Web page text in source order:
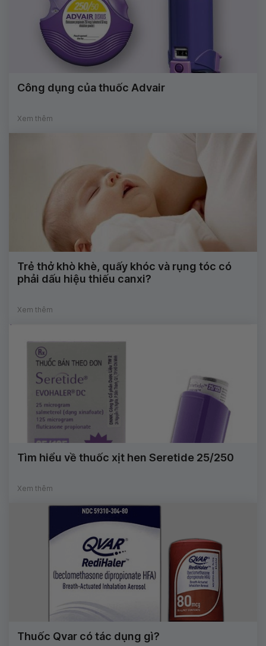
Công dụng của thuốc Advair
Xem thêm
Trẻ thở khò khè, quấy khóc và rụng tóc có
phải dấu hiệu thiếu canxi?
Xem thêm
Tìm hiểu về thuốc xịt hen Seretide 25/250
Xem thêm
Thuốc Qvar có tác dụng gì?